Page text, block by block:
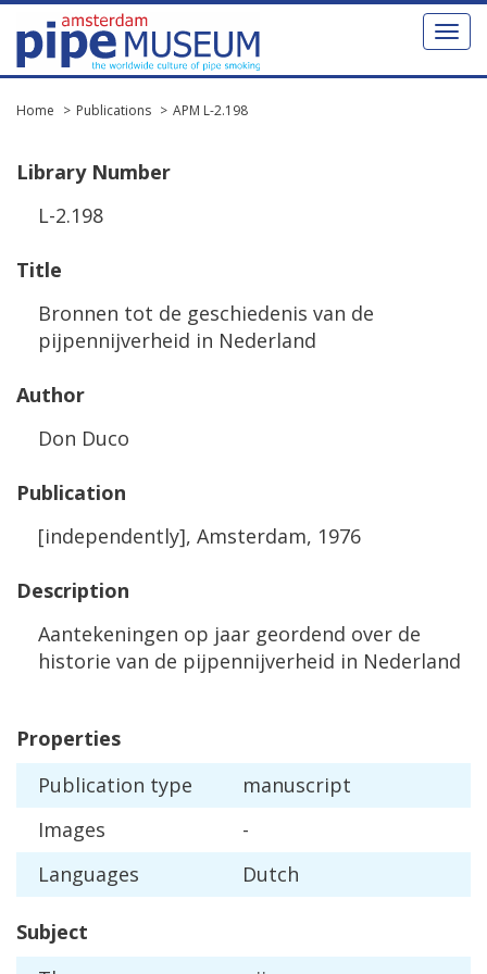
Toggle
Home Publications APM L-2.198
Library Number
L-2.198
Title
Bronnen tot de geschiedenis van de
pijpennijverheid in Nederland
Author
Don Duco
Publication
[independently], Amsterdam, 1976
Description
Aantekeningen op jaar geordend over de
historie van de pijpennijverheid in Nederland
Properties
Publication type
manuscript
Images
-
Languages
Dutch
Subject